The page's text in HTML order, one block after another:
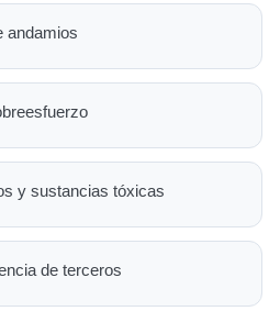
andamios
y sustancias tóxicas
de terceros